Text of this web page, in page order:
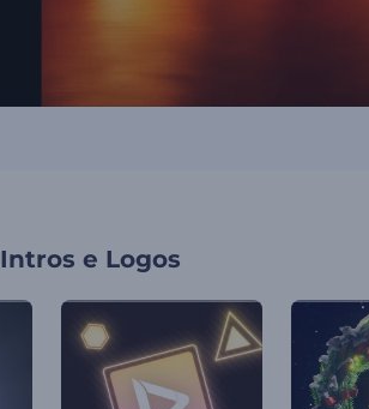
Intros e Logos